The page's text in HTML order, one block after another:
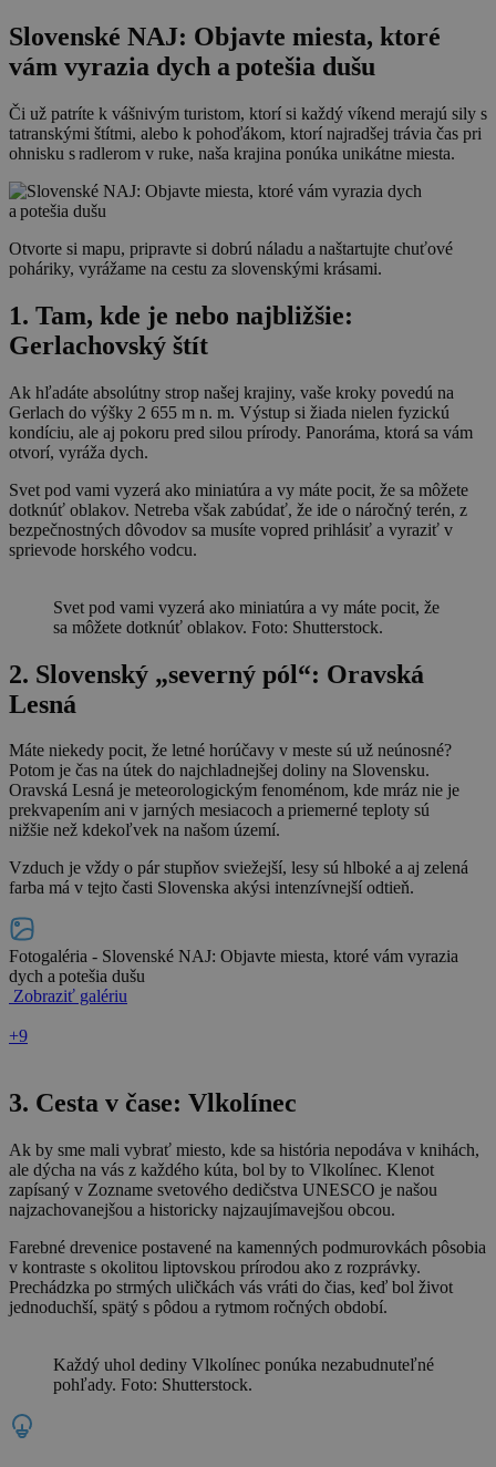
Slovenské NAJ: Objavte miesta, ktoré
vám vyrazia dych a potešia dušu
Či už patríte k vášnivým turistom, ktorí si každý víkend merajú sily s
tatranskými štítmi, alebo k pohoďákom, ktorí najradšej trávia čas pri
ohnisku s radlerom v ruke, naša krajina ponúka unikátne miesta.
Otvorte si mapu, pripravte si dobrú náladu a naštartujte chuťové
poháriky, vyrážame na cestu za slovenskými krásami.
1. Tam, kde je nebo najbližšie:
Gerlachovský štít
Ak hľadáte absolútny strop našej krajiny, vaše kroky povedú na
Gerlach do výšky 2 655 m n. m. Výstup si žiada nielen fyzickú
kondíciu, ale aj pokoru pred silou prírody. Panoráma, ktorá sa vám
otvorí, vyráža dych.
Svet pod vami vyzerá ako miniatúra a vy máte pocit, že sa môžete
dotknúť oblakov. Netreba však zabúdať, že ide o náročný terén, z
bezpečnostných dôvodov sa musíte vopred prihlásiť a vyraziť v
sprievode horského vodcu.
Svet pod vami vyzerá ako miniatúra a vy máte pocit, že
sa môžete dotknúť oblakov. Foto: Shutterstock.
2. Slovenský „severný pól“: Oravská
Lesná
Máte niekedy pocit, že letné horúčavy v meste sú už neúnosné?
Potom je čas na útek do najchladnejšej doliny na Slovensku.
Oravská Lesná je meteorologickým fenoménom, kde mráz nie je
prekvapením ani v jarných mesiacoch a priemerné teploty sú
nižšie než kdekoľvek na našom území.
Vzduch je vždy o pár stupňov sviežejší, lesy sú hlboké a aj zelená
farba má v tejto časti Slovenska akýsi intenzívnejší odtieň.
Fotogaléria - Slovenské NAJ: Objavte miesta, ktoré vám vyrazia
dych a potešia dušu
Zobraziť galériu
+9
3. Cesta v čase: Vlkolínec
Ak by sme mali vybrať miesto, kde sa história nepodáva v knihách,
ale dýcha na vás z každého kúta, bol by to Vlkolínec. Klenot
zapísaný v Zozname svetového dedičstva UNESCO je našou
najzachovanejšou a historicky najzaujímavejšou obcou.
Farebné drevenice postavené na kamenných podmurovkách pôsobia
v kontraste s okolitou liptovskou prírodou ako z rozprávky.
Prechádzka po strmých uličkách vás vráti do čias, keď bol život
jednoduchší, spätý s pôdou a rytmom ročných období.
Každý uhol dediny Vlkolínec ponúka nezabudnuteľné
pohľady. Foto: Shutterstock.